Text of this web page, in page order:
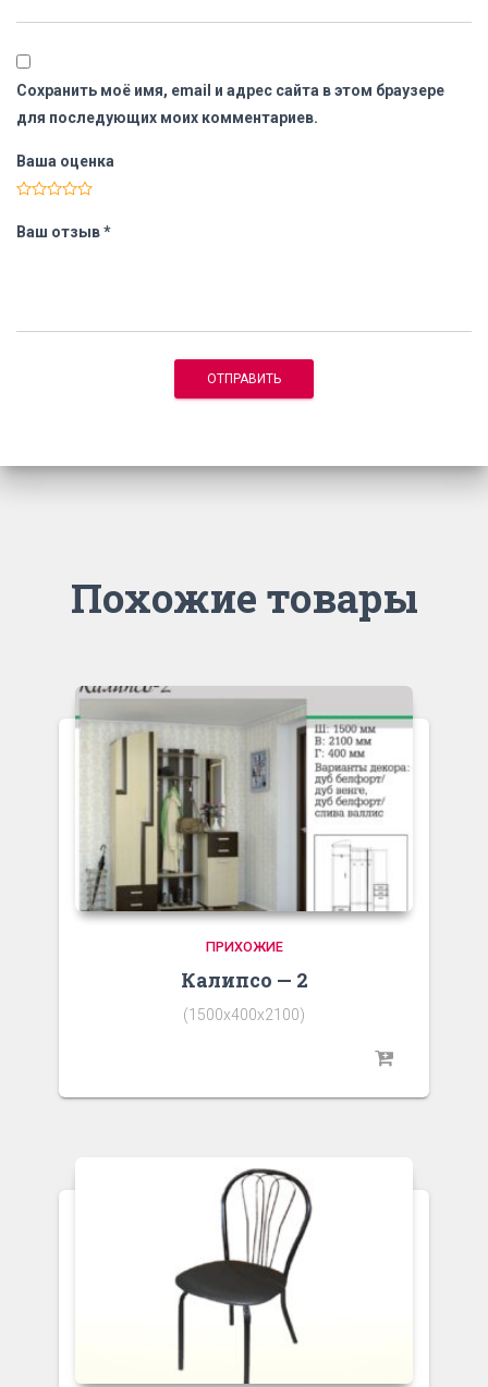
Сохранить моё имя, email и адрес сайта в этом браузере
для последующих моих комментариев.
Ваша оценка
Ваш отзыв*
Похожие товары
ПРИХОЖИЕ
Калипсо — 2
(1500х400х2100)